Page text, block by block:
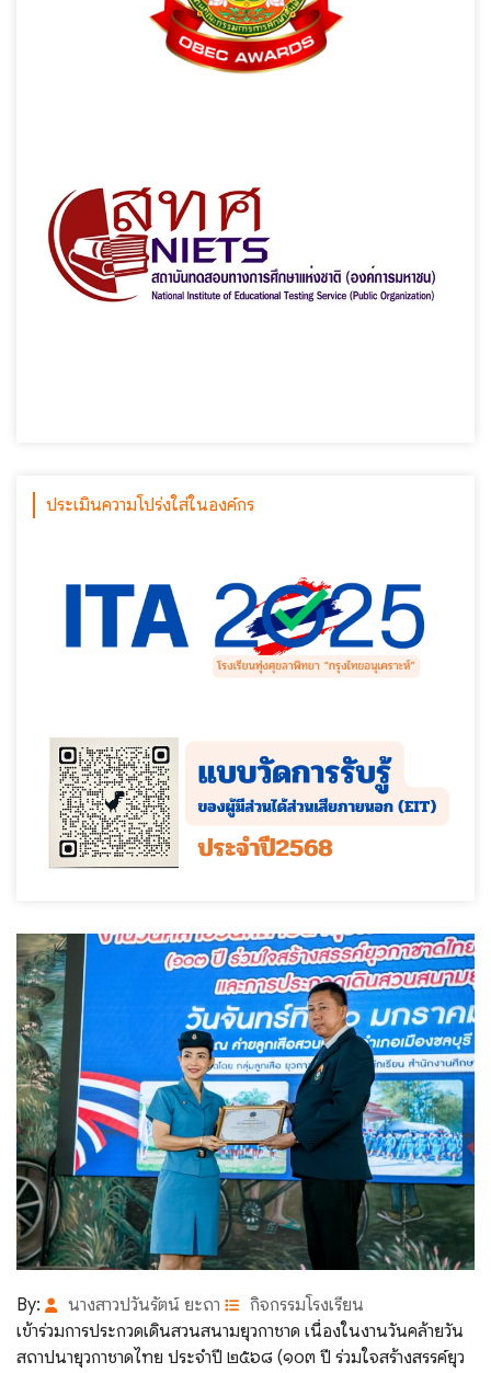
ประเมินความโปร่งใส่ในองค์กร
By: นางสาวปวันรัตน์ ยะถา
กิจกรรมโรงเรียน
เข้าร่วมการประกวดเดินสวนสนามยุวกาชาด เนื่องในงานวันคล้ายวัน
สถาปนายุวกาชาดไทย ประจำปี ๒๕๖๘ (๑๐๓ ปี ร่วมใจสร้างสรรค์ยุว